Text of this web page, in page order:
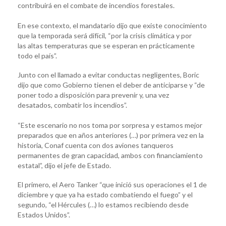
contribuirá en el combate de incendios forestales.
En ese contexto, el mandatario dijo que existe conocimiento
que la temporada será difícil, “por la crisis climática y por
las altas temperaturas que se esperan en prácticamente
todo el país”.
Junto con el llamado a evitar conductas negligentes, Boric
dijo que como Gobierno tienen el deber de anticiparse y “de
poner todo a disposición para prevenir y, una vez
desatados, combatir los incendios”.
“Este escenario no nos toma por sorpresa y estamos mejor
preparados que en años anteriores (…) por primera vez en la
historia, Conaf cuenta con dos aviones tanqueros
permanentes de gran capacidad, ambos con financiamiento
estatal”, dijo el jefe de Estado.
El primero, el Aero Tanker “que inició sus operaciones el 1 de
diciembre y que ya ha estado combatiendo el fuego” y el
segundo, “el Hércules (…) lo estamos recibiendo desde
Estados Unidos”.